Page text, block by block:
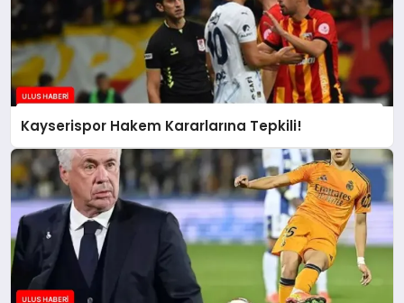
Kayserispor Hakem Kararlarına Tepkili!